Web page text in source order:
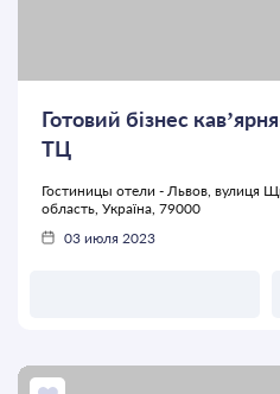
Готовий бізнес
ТЦ
Гостиницы отели - Львов, вулиця
область, Україна, 79000
03 июля 2023